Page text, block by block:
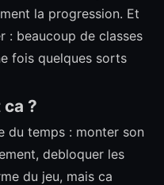
la progression. Et
: beaucoup de classes
fois quelques sorts
?
du temps : monter son
debloquer les
du jeu, mais ca